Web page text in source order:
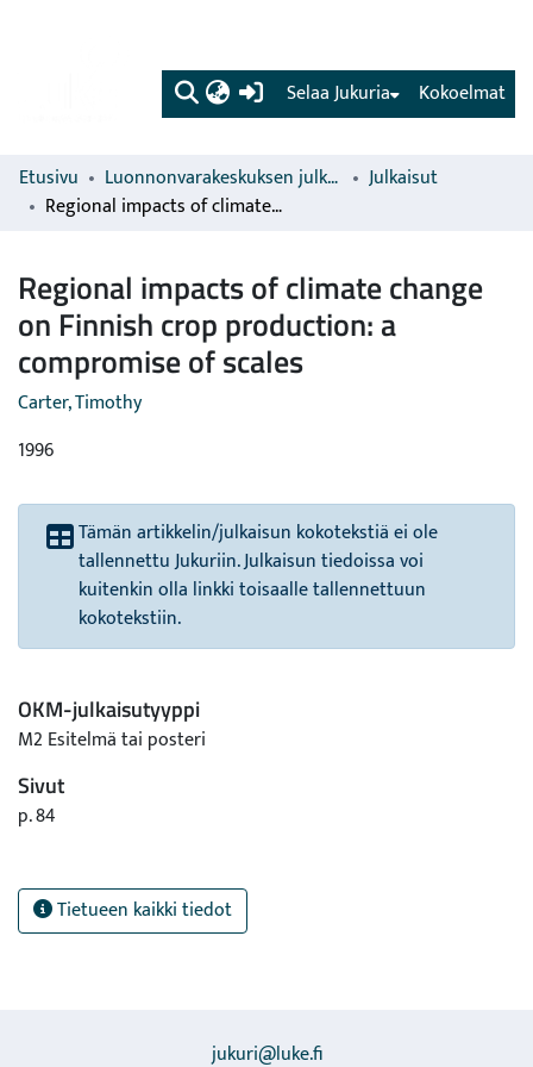
(current) Kokoelmat
Selaa Jukuria
Etusivu Luonnonvarakeskuksen julkaisut
Julkaisut
Regional impacts of climate change on Finnish crop production: a compromise of scales
Regional impacts of climate change
on Finnish crop production: a
compromise of scales
Carter, Timothy
1996
Tämän artikkelin/julkaisun kokotekstiä ei ole
tallennettu Jukuriin. Julkaisun tiedoissa voi
kuitenkin olla linkki toisaalle tallennettuun
kokotekstiin.
OKM-julkaisutyyppi
M2 Esitelmä tai posteri
Sivut
p. 84
Tietueen kaikki tiedot
jukuri@luke.fi